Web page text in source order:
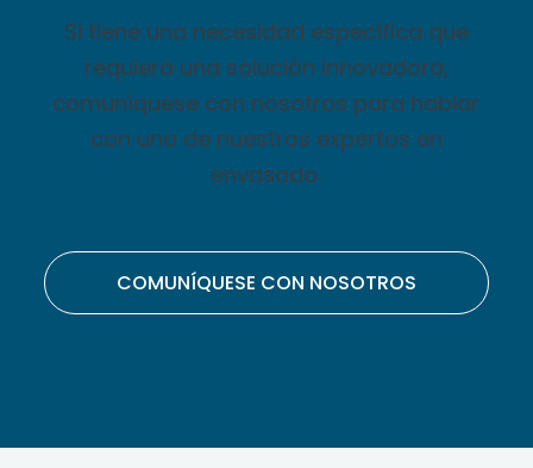
Si tiene una necesidad específica que
requiera una solución innovadora,
comuníquese con nosotros para hablar
con uno de nuestros expertos en
envasado.
COMUNÍQUESE CON NOSOTROS